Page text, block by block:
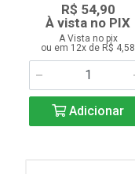
R$ 54,90
À vista no PIX
A Vista no pix
ou em 12x de R$ 4,58
Adicionar